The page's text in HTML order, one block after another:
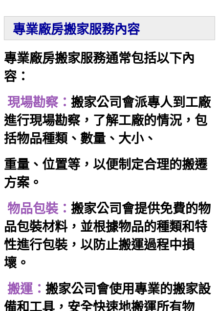
專業廠房搬家服務內容
專業廠房搬家服務通常包括以下內
容：
現場勘察： 搬家公司會派專人到工廠
進行現場勘察，了解工廠的情況，包
括物品種類、數量、大小、
重量、位置等，以便制定合理的搬遷
方案。
物品包裝： 搬家公司會提供免費的物
品包裝材料，並根據物品的種類和特
性進行包裝，以防止搬運過程中損
壞。
搬運： 搬家公司會使用專業的搬家設
備和工具，安全快速地搬運所有物